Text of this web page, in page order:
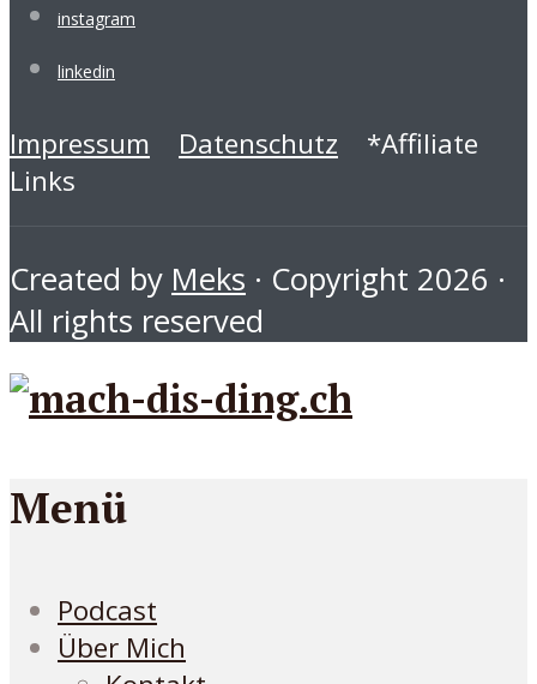
instagram
linkedin
Impressum Datenschutz *Affiliate
Links
Created by Meks · Copyright 2026 ·
All rights reserved
Menü
Podcast
Über Mich